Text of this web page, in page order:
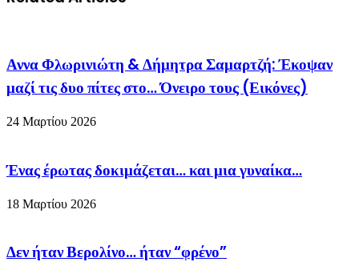
Αννα Φλωρινιώτη & Δήμητρα Σαμαρτζή: Έκοψαν
μαζί τις δυο πίτες στο… Όνειρο τους (Εικόνες)
24 Μαρτίου 2026
Ένας έρωτας δοκιμάζεται… και μια γυναίκα…
18 Μαρτίου 2026
Δεν ήταν Βερολίνο… ήταν “φρένο”